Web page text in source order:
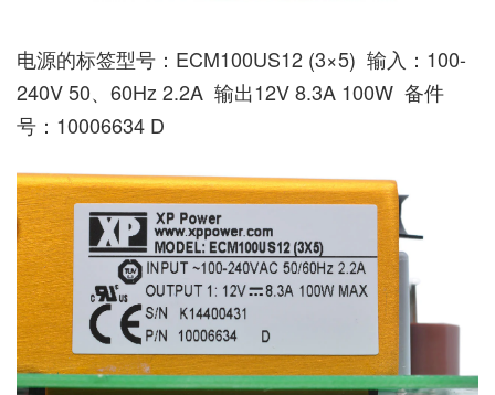
电源的标签型号：ECM100US12 (3×5) 输入：100-
240V 50、60Hz 2.2A 输出12V 8.3A 100W 备件
号：10006634 D